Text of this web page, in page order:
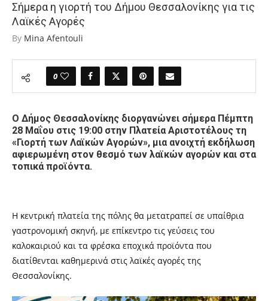
Σήμερα η γιορτή του Δήμου Θεσσαλονίκης για τις
Λαϊκές Αγορές
By Mina Afentouli
0
Ο Δήμος Θεσσαλονίκης διοργανώνει σήμερα Πέμπτη
28 Μαΐου στις 19:00 στην Πλατεία Αριστοτέλους τη
«Γιορτή των Λαϊκών Αγορών», μια ανοιχτή εκδήλωση
αφιερωμένη στον θεσμό των λαϊκών αγορών και στα
τοπικά προϊόντα.
Η κεντρική πλατεία της πόλης θα μετατραπεί σε υπαίθρια
γαστρονομική σκηνή, με επίκεντρο τις γεύσεις του
καλοκαιριού και τα φρέσκα εποχικά προϊόντα που
διατίθενται καθημερινά στις λαϊκές αγορές της
Θεσσαλονίκης.